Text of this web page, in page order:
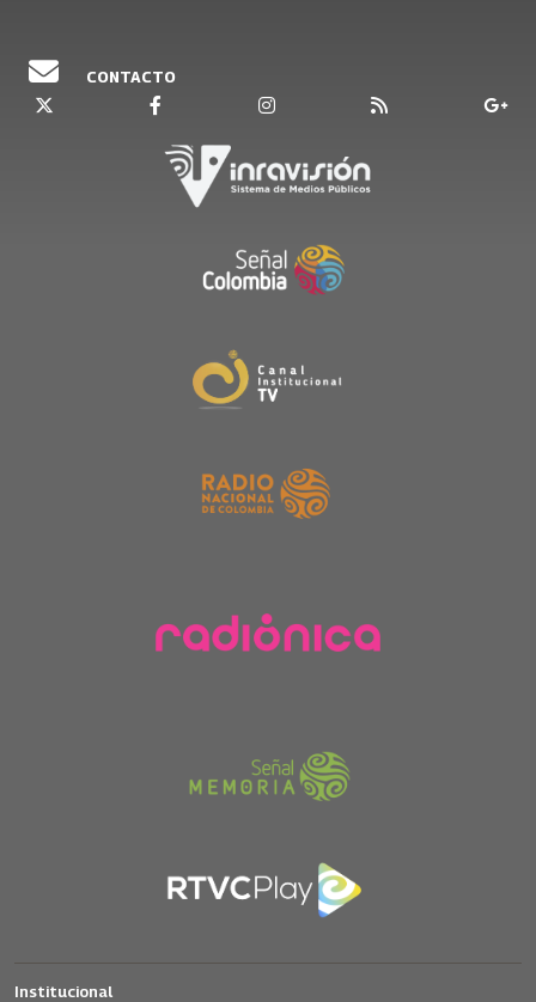
CONTACTO
Institucional